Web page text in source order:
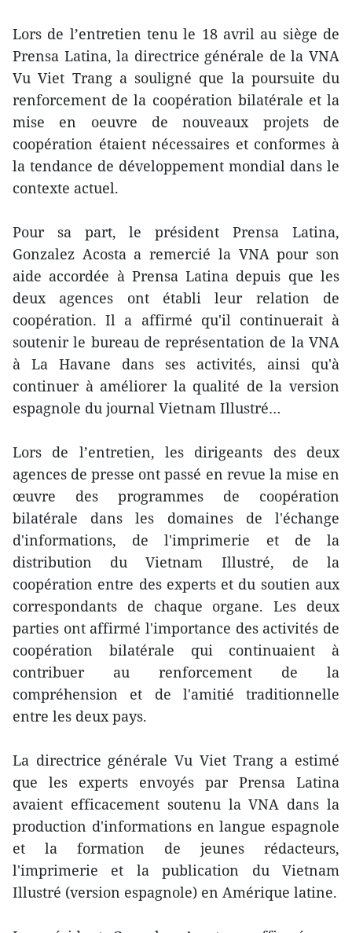
Lors de l’entretien tenu le 18 avril au siège de
Prensa Latina, la directrice générale de la VNA
Vu Viet Trang a souligné que la poursuite du
renforcement de la coopération bilatérale et la
mise en oeuvre de nouveaux projets de
coopération étaient nécessaires et conformes à
la tendance de développement mondial dans le
contexte actuel.
Pour sa part, le président Prensa Latina,
Gonzalez Acosta a remercié la VNA pour son
aide accordée à Prensa Latina depuis que les
deux agences ont établi leur relation de
coopération. Il a affirmé qu'il continuerait à
soutenir le bureau de représentation de la VNA
à La Havane dans ses activités, ainsi qu'à
continuer à améliorer la qualité de la version
espagnole du journal Vietnam Illustré…
Lors de l’entretien, les dirigeants des deux
agences de presse ont passé en revue la mise en
œuvre des programmes de coopération
bilatérale dans les domaines de l'échange
d'informations, de l'imprimerie et de la
distribution du Vietnam Illustré, de la
coopération entre des experts et du soutien aux
correspondants de chaque organe. Les deux
parties ont affirmé l'importance des activités de
coopération bilatérale qui continuaient à
contribuer au renforcement de la
compréhension et de l'amitié traditionnelle
entre les deux pays.
La directrice générale Vu Viet Trang a estimé
que les experts envoyés par Prensa Latina
avaient efficacement soutenu la VNA dans la
production d'informations en langue espagnole
et la formation de jeunes rédacteurs,
l'imprimerie et la publication du Vietnam
Illustré (version espagnole) en Amérique latine.